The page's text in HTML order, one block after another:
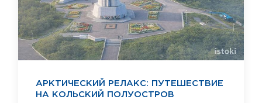
АРКТИЧЕСКИЙ РЕЛАКС: ПУТЕШЕСТВИЕ
НА КОЛЬСКИЙ ПОЛУОСТРОВ